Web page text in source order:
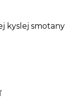
kyslej smotany